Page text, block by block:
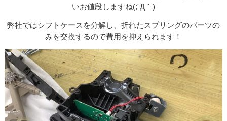
いお値段しますね(;´Д｀)
弊社ではシフトケースを分解し、折れたスプリングのパーツの
みを交換するので費用を抑えられます！